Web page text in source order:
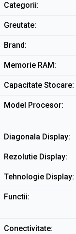
Categorii
Greutate
Brand
Memorie RAM
Capacitate Stocare
Model Procesor
Diagonala Display
Rezolutie Display
Tehnologie Display
Functii
Conectivitate